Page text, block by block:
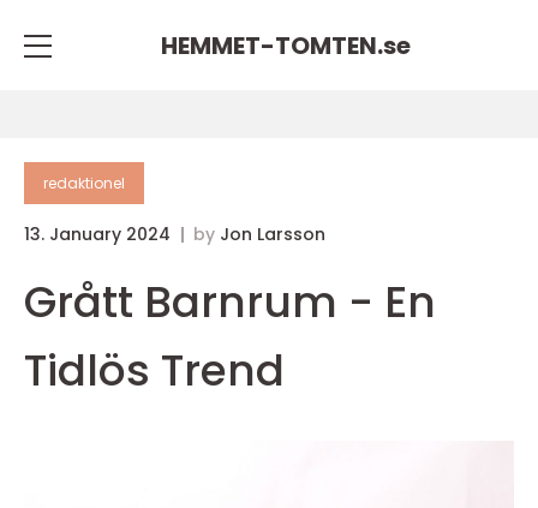
HEMMET-TOMTEN.se
redaktionel
13. January 2024 by Jon Larsson
Grått Barnrum - En
Tidlös Trend